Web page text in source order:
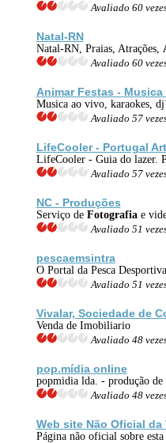
Avaliado 60
Natal-RN
Natal-RN, Praias, Atrações,
Avaliado 60
Animar Festas -
Musica ao vivo, karaokes,
Avaliado 57
LifeCooler - Portugal
LifeCooler - Guia do lazer.
Avaliado 57
NC - Produções
Serviço de Fotografiae
Avaliado 51
pescaemsintra
O Portal da Pesca
Avaliado 51
Vivalar, Sociedade de
Venda de Imobiliario
Avaliado 48
pop.mídia online
popmidia lda. - produção de
Avaliado 48
Web site Não Oficial da
Página não oficial sobre